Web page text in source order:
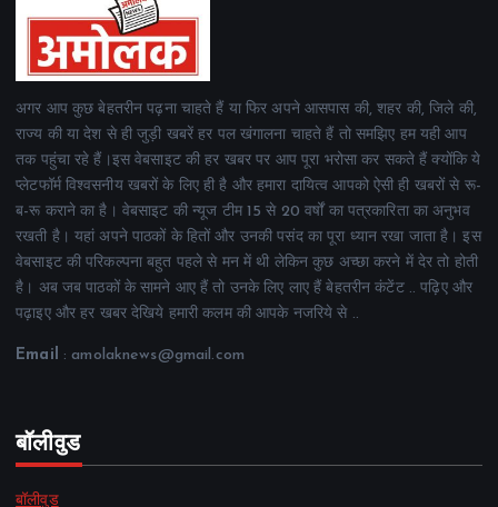
अगर आप कुछ बेहतरीन पढ़ना चाहते हैं या फिर अपने आसपास की, शहर की, जिले की,
राज्य की या देश से ही जुड़ी खबरें हर पल खंगालना चाहते हैं तो समझिए हम यही आप
तक पहुंचा रहे हैं।इस वेबसाइट की हर खबर पर आप पूरा भरोसा कर सकते हैं क्योंकि ये
प्लेटफॉर्म विश्वसनीय खबरों के लिए ही है और हमारा दायित्व आपको ऐसी ही खबरों से रू-
ब-रू कराने का है। वेबसाइट की न्यूज टीम 15 से 20 वर्षों का पत्रकारिता का अनुभव
रखती है। यहां अपने पाठकों के हितों और उनकी पसंद का पूरा ध्यान रखा जाता है। इस
वेबसाइट की परिकल्पना बहुत पहले से मन में थी लेकिन कुछ अच्छा करने में देर तो होती
है। अब जब पाठकों के सामने आए हैं तो उनके लिए लाए हैं बेहतरीन कंटेंट .. पढ़िए और
पढ़ाइए और हर खबर देखिये हमारी कलम की आपके नजरिये से ..
Email : amolaknews@gmail.com
बॉलीवुड
बॉलीवुड